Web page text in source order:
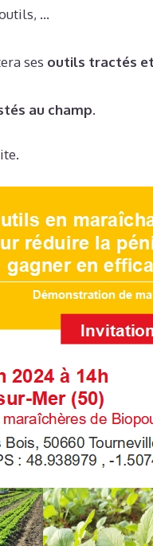
…
ses outils tractés
au champ.